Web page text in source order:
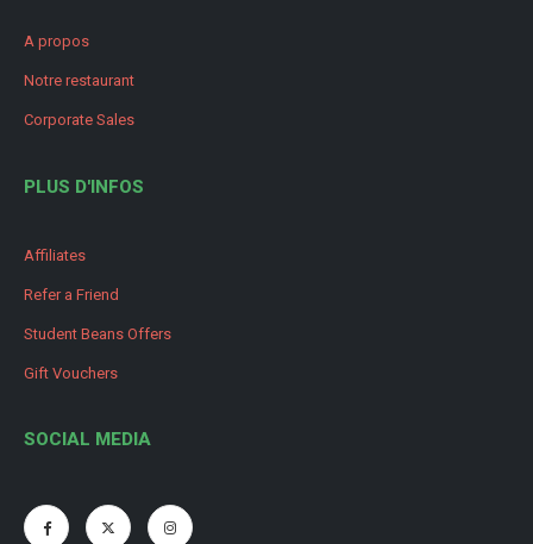
A propos
Notre restaurant
Corporate Sales
PLUS D'INFOS
Affiliates
Refer a Friend
Student Beans Offers
Gift Vouchers
SOCIAL MEDIA